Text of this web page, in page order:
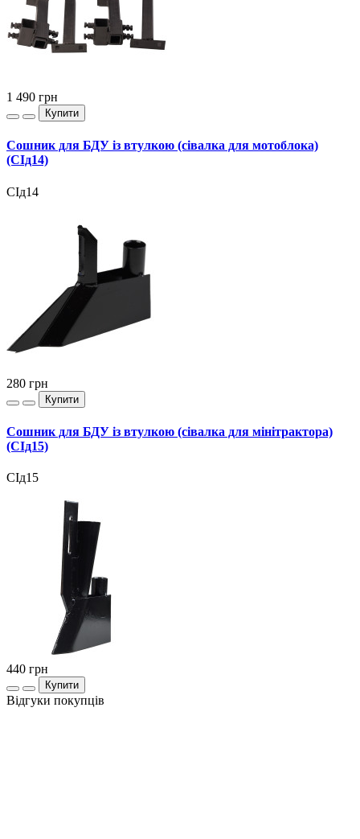
1 490 грн
Купити
Сошник для БДУ із втулкою (сівалка для мотоблока)
(СІд14)
СІд14
280 грн
Купити
Сошник для БДУ із втулкою (сівалка для мінітрактора)
(СІд15)
СІд15
440 грн
Купити
Відгуки покупців